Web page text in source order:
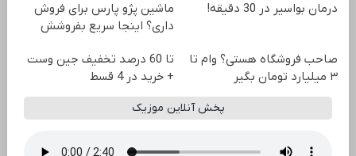
درمان بواسیر در 30 دقیقه!
ماشین پژو پارس برای فروش
داری؟ اینجا سریع بفروشش
صاحب فروشگاه هستی؟ وام تا
۳ میلیارد تومان بگیر
تا 60 درصد تخفیف جین وست
+ خرید در 4 قسط
پخش آنلاین موزیک